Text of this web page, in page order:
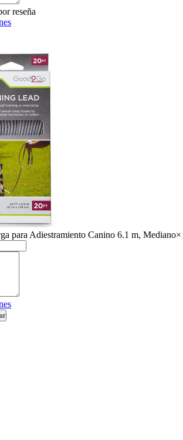
reseña
para Adiestramiento Canino 6.1 m, Mediano×